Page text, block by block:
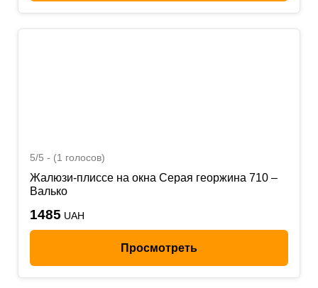
5/5 - (1 голосов)
Жалюзи-плиссе на окна Серая георжина 710 –
Валько
1485 UAH
Просмотреть